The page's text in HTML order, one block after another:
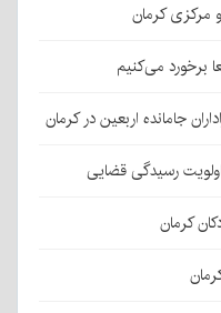
و مرکزی کرمان
برخورد می‌کنیم
رسیدگی قضایی
کرمان